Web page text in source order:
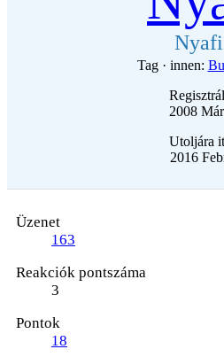
Nyafi
Tag · innen:
2008
Utoljára
2016
Üzenet
163
Reakciók pontszáma
3
Pontok
18